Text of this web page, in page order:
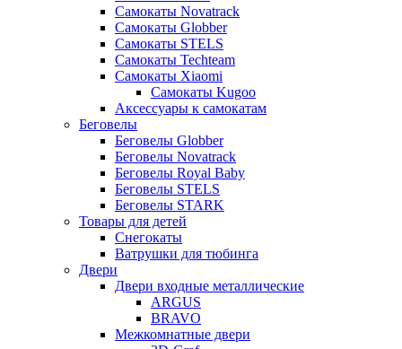
Самокаты Novatrack
Самокаты Globber
Самокаты STELS
Самокаты Techteam
Самокаты Xiaomi
Самокаты Kugoo
Аксессуары к самокатам
Беговелы
Беговелы Globber
Беговелы Novatrack
Беговелы Royal Baby
Беговелы STELS
Беговелы STARK
Товары для детей
Снегокаты
Ватрушки для тюбинга
Двери
Двери входные металлические
ARGUS
BRAVO
Межкомнатные двери